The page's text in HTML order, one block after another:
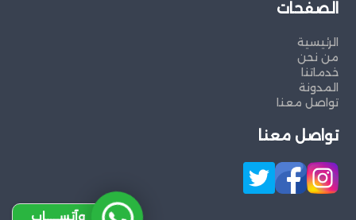
الصفحات
الرئيسية
من نحن
خدماتنا
المدونة
تواصل معنا
تواصل معنا
وآتســــاب